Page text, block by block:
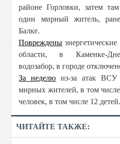
районе Горловки, затем
один мирный житель,
Балке.
Повреждены
области, в Каменке-
водозабор, в городе
За неделю из-за атак
мирных жителей, в том
человек, в том числе 12 детей.
ЧИТАЙТЕ ТАКЖЕ: